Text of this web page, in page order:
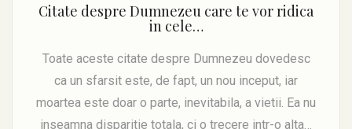
Citate despre Dumnezeu care te vor ridica
in cele…
Toate aceste citate despre Dumnezeu dovedesc
ca un sfarsit este, de fapt, un nou inceput, iar
moartea este doar o parte, inevitabila, a vietii. Ea nu
inseamna disparitie totala, ci o trecere intr-o alta…